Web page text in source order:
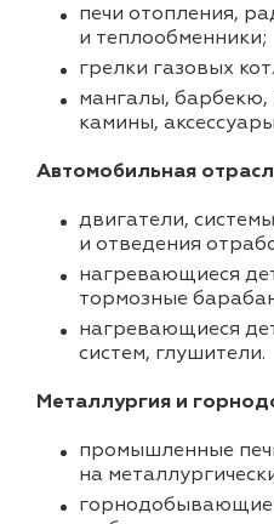
печи отопления,
и теплообменники;
грелки газовых
мангалы, барбекю,
камины,
Автомобильная
двигатели,
и отведения
нагревающиеся
тормозные
нагревающиеся
систем, глушители.
Металлургия и
промышленные
на